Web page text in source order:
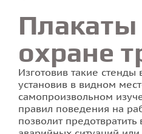
Печать флаеров
Печать календарей
Печать билетов во Львове
Фотопечать на плитке
Плакаты
охране
Изготовив такие стенды
установив в видном
самопроизвольном
правил поведения на
позволит